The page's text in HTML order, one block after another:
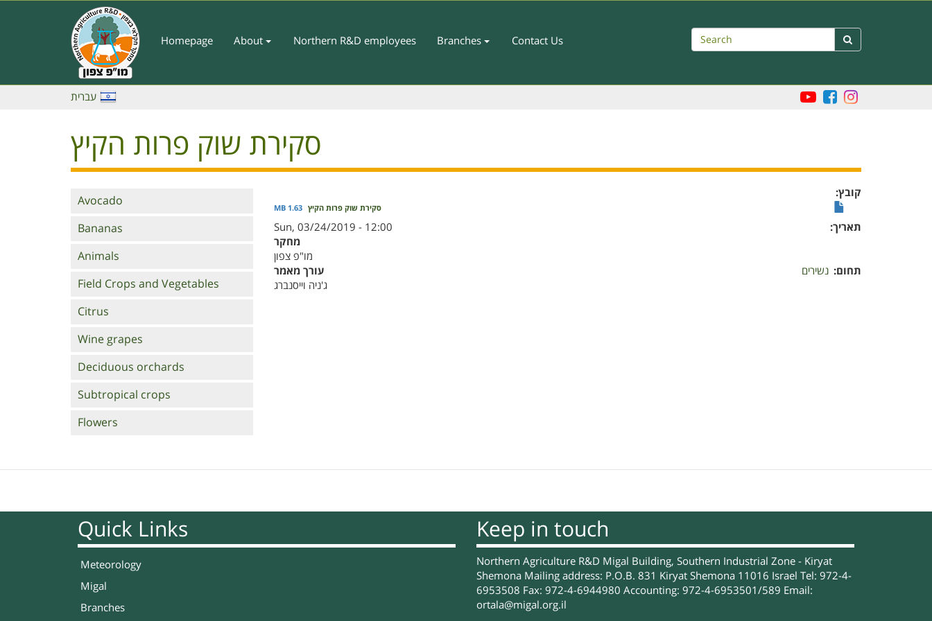
Main
Homepage About Northern R&D employees Branches Contact Us Search 
עברית
סקירת שוק פרות הקיץ
Branches
Avocado
Bananas
Animals
Field Crops and Vegetables
Citrus
Wine grapes
Deciduous orchards
Subtropical crops
Flowers
קובץ
סקירת שוק פרות הקיץ 1.63 MB
תאריך Sun, 03/24/2019 - 12:00
מחקר
מו"פ צפון
תחום נשירים עורך מאמר
ג'ניה וייסנברג
Keep in touch
Northern Agriculture R&D Migal Building, Southern Industrial Zone - Kiryat
Shemona Mailing address: P.O.B. 831 Kiryat Shemona 11016 Israel Tel: 972-4-
6953508 Fax: 972-4-6944980 Accounting: 972-4-6953501/589 Email:
ortala@migal.org.il
Quick Links
Meteorology
Migal
Branches